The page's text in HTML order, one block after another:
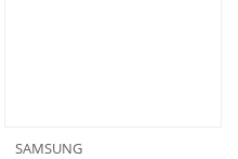
SAMSUNG